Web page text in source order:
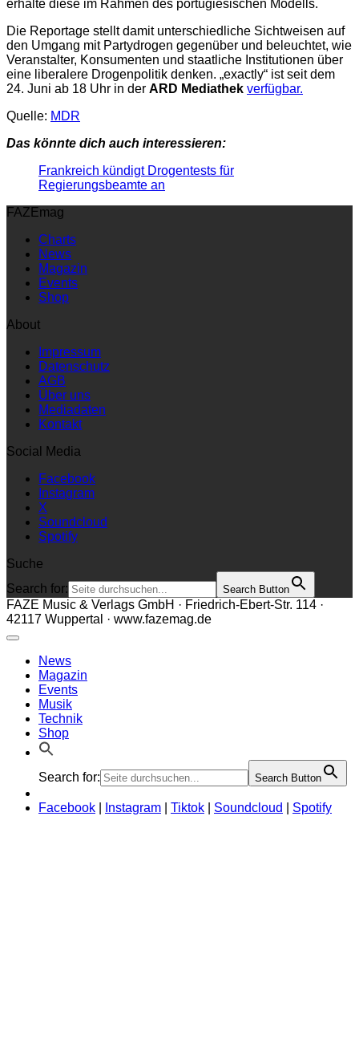
erhalte diese im Rahmen des portugiesischen Modells.
Die Reportage stellt damit unterschiedliche Sichtweisen auf
den Umgang mit Partydrogen gegenüber und beleuchtet, wie
Veranstalter, Konsumenten und staatliche Institutionen über
eine liberalere Drogenpolitik denken. „exactly“ ist seit dem
24. Juni ab 18 Uhr in der ARD Mediathek verfügbar.
Quelle: MDR
Das könnte dich auch interessieren:
Frankreich kündigt Drogentests für
Regierungsbeamte an
FAZEmag
Charts
News
Magazin
Events
Shop
About
Impressum
Datenschutz
AGB
Über uns
Mediadaten
Kontakt
Social Media
Facebook
Instagram
X
Soundcloud
Spotify
Suche
Search for:
Search Button
FAZE Music & Verlags GmbH · Friedrich-Ebert-Str. 114 ·
42117 Wuppertal · www.fazemag.de
News
Magazin
Events
Musik
Technik
Shop
Search for: Search Button
Facebook Instagram Tiktok Soundcloud Spotify